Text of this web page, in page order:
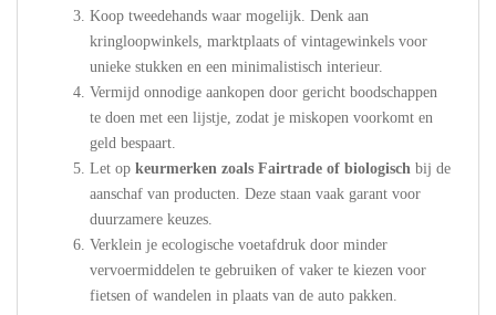
Koop tweedehands waar mogelijk. Denk aan
kringloopwinkels, marktplaats of vintagewinkels voor
unieke stukken en een minimalistisch interieur.
Vermijd onnodige aankopen door gericht boodschappen
te doen met een lijstje, zodat je miskopen voorkomt en
geld bespaart.
Let op keurmerken zoals Fairtrade of biologisch bij de
aanschaf van producten. Deze staan vaak garant voor
duurzamere keuzes.
Verklein je ecologische voetafdruk door minder
vervoermiddelen te gebruiken of vaker te kiezen voor
fietsen of wandelen in plaats van de auto pakken.